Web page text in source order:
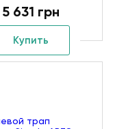
5 631 грн
Купить